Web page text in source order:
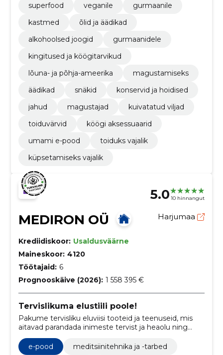
superfood
veganile
gurmaanile
kastmed
õlid ja äädikad
alkohoolsed joogid
gurmaanidele
kingitused ja köögitarvikud
lõuna- ja põhja-ameerika
magustamiseks
äädikad
snäkid
konservid ja hoidised
jahud
magustajad
kuivatatud viljad
toiduvärvid
köögi aksessuaarid
umami e-pood
toiduks vajalik
küpsetamiseks vajalik
5.0 10 hinnangut
MEDIRON OÜ Harjumaa
Krediidiskoor: Usaldusväärne
Maineskoor: 4120
Töötajaid: 6
Prognooskäive (2026): 1 558 395 €
Tervislikuma elustiili poole!
Pakume tervisliku eluviisi tooteid ja teenuseid, mis
aitavad parandada inimeste tervist ja heaolu ning
e-pood
meditsiinitehnika ja -tarbed